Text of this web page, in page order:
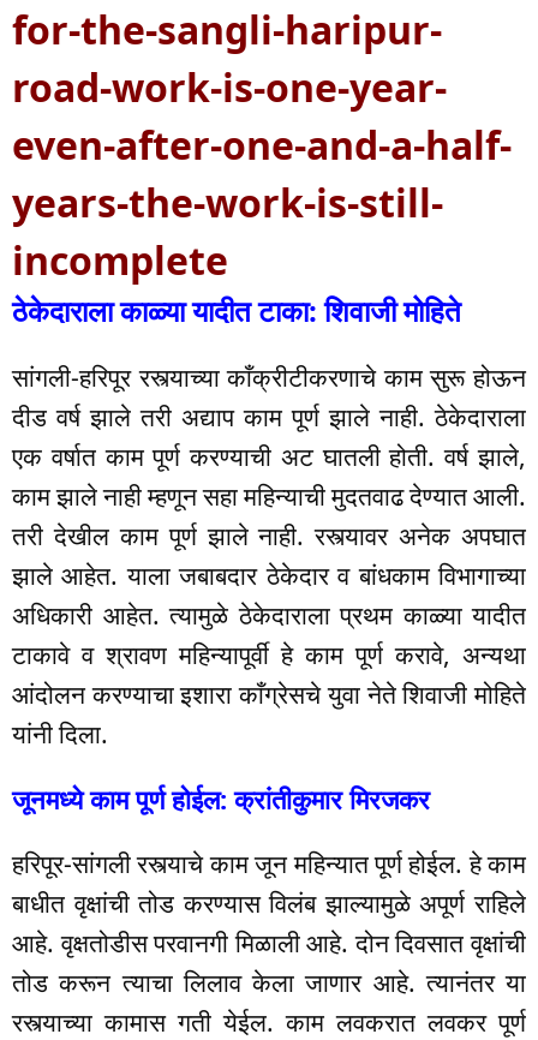
for-the-sangli-haripur-
road-work-is-one-year-
even-after-one-and-a-half-
years-the-work-is-still-
incomplete
ठेकेदाराला काळ्या यादीत टाका: शिवाजी मोहिते
सांगली-हरिपूर रस्त्याच्या काँक्रीटीकरणाचे काम सुरू होऊन
दीड वर्ष झाले तरी अद्याप काम पूर्ण झाले नाही. ठेकेदाराला
एक वर्षात काम पूर्ण करण्याची अट घातली होती. वर्ष झाले,
काम झाले नाही म्हणून सहा महिन्याची मुदतवाढ देण्यात आली.
तरी देखील काम पूर्ण झाले नाही. रस्त्यावर अनेक अपघात
झाले आहेत. याला जबाबदार ठेकेदार व बांधकाम विभागाच्या
अधिकारी आहेत. त्यामुळे ठेकेदाराला प्रथम काळ्या यादीत
टाकावे व श्रावण महिन्यापूर्वी हे काम पूर्ण करावे, अन्यथा
आंदोलन करण्याचा इशारा काँग्रेसचे युवा नेते शिवाजी मोहिते
यांनी दिला.
जूनमध्ये काम पूर्ण होईल: क्रांतीकुमार मिरजकर
हरिपूर-सांगली रस्त्याचे काम जून महिन्यात पूर्ण होईल. हे काम
बाधीत वृक्षांची तोड करण्यास विलंब झाल्यामुळे अपूर्ण राहिले
आहे. वृक्षतोडीस परवानगी मिळाली आहे. दोन दिवसात वृक्षांची
तोड करून त्याचा लिलाव केला जाणार आहे. त्यानंतर या
रस्त्याच्या कामास गती येईल. काम लवकरात लवकर पूर्ण